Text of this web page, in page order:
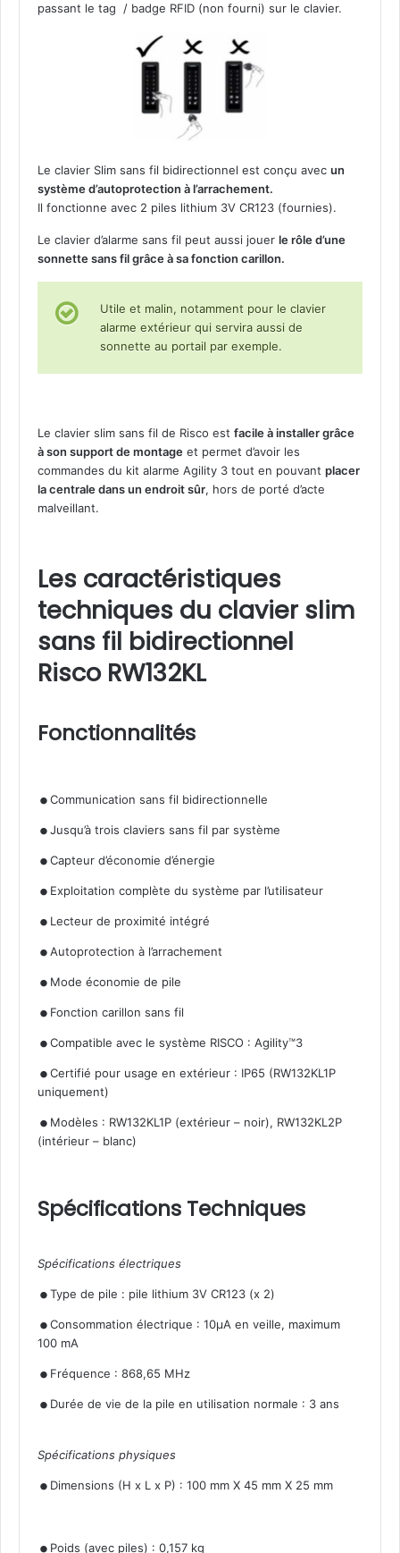
passant le tag / badge RFID (non fourni) sur le clavier.
Le clavier Slim sans fil bidirectionnel est conçu avec un
système d’autoprotection à l’arrachement.
Il fonctionne avec 2 piles lithium 3V CR123 (fournies).
Le clavier d’alarme sans fil peut aussi jouer le rôle d’une
sonnette sans fil grâce à sa fonction carillon.
Utile et malin, notamment pour le clavier
alarme extérieur qui servira aussi de
sonnette au portail par exemple.
Le clavier slim sans fil de Risco est facile à installer grâce
à son support de montage et permet d’avoir les
commandes du kit alarme Agility 3 tout en pouvant placer
la centrale dans un endroit sûr, hors de porté d’acte
malveillant.
Les caractéristiques
techniques du clavier slim
sans fil bidirectionnel
Risco RW132KL
Fonctionnalités
.Communication sans fil bidirectionnelle
.Jusqu’à trois claviers sans fil par système
.Capteur d’économie d’énergie
. Exploitation complète du système par l’utilisateur
. Lecteur de proximité intégré
.Autoprotection à l’arrachement
. Mode économie de pile
. Fonction carillon sans fil
.Compatible avec le système RISCO : Agility™3
.Certifié pour usage en extérieur : IP65 (RW132KL1P
uniquement)
.Modèles : RW132KL1P (extérieur – noir), RW132KL2P
(intérieur – blanc)
Spécifications Techniques
Spécifications électriques
.Type de pile : pile lithium 3V CR123 (x 2)
.Consommation électrique : 10µA en veille, maximum
100 mA
.Fréquence : 868,65 MHz
. Durée de vie de la pile en utilisation normale : 3 ans
Spécifications physiques
.Dimensions (H x L x P) : 100 mm X 45 mm X 25 mm
. Poids (avec piles) : 0,157 kg